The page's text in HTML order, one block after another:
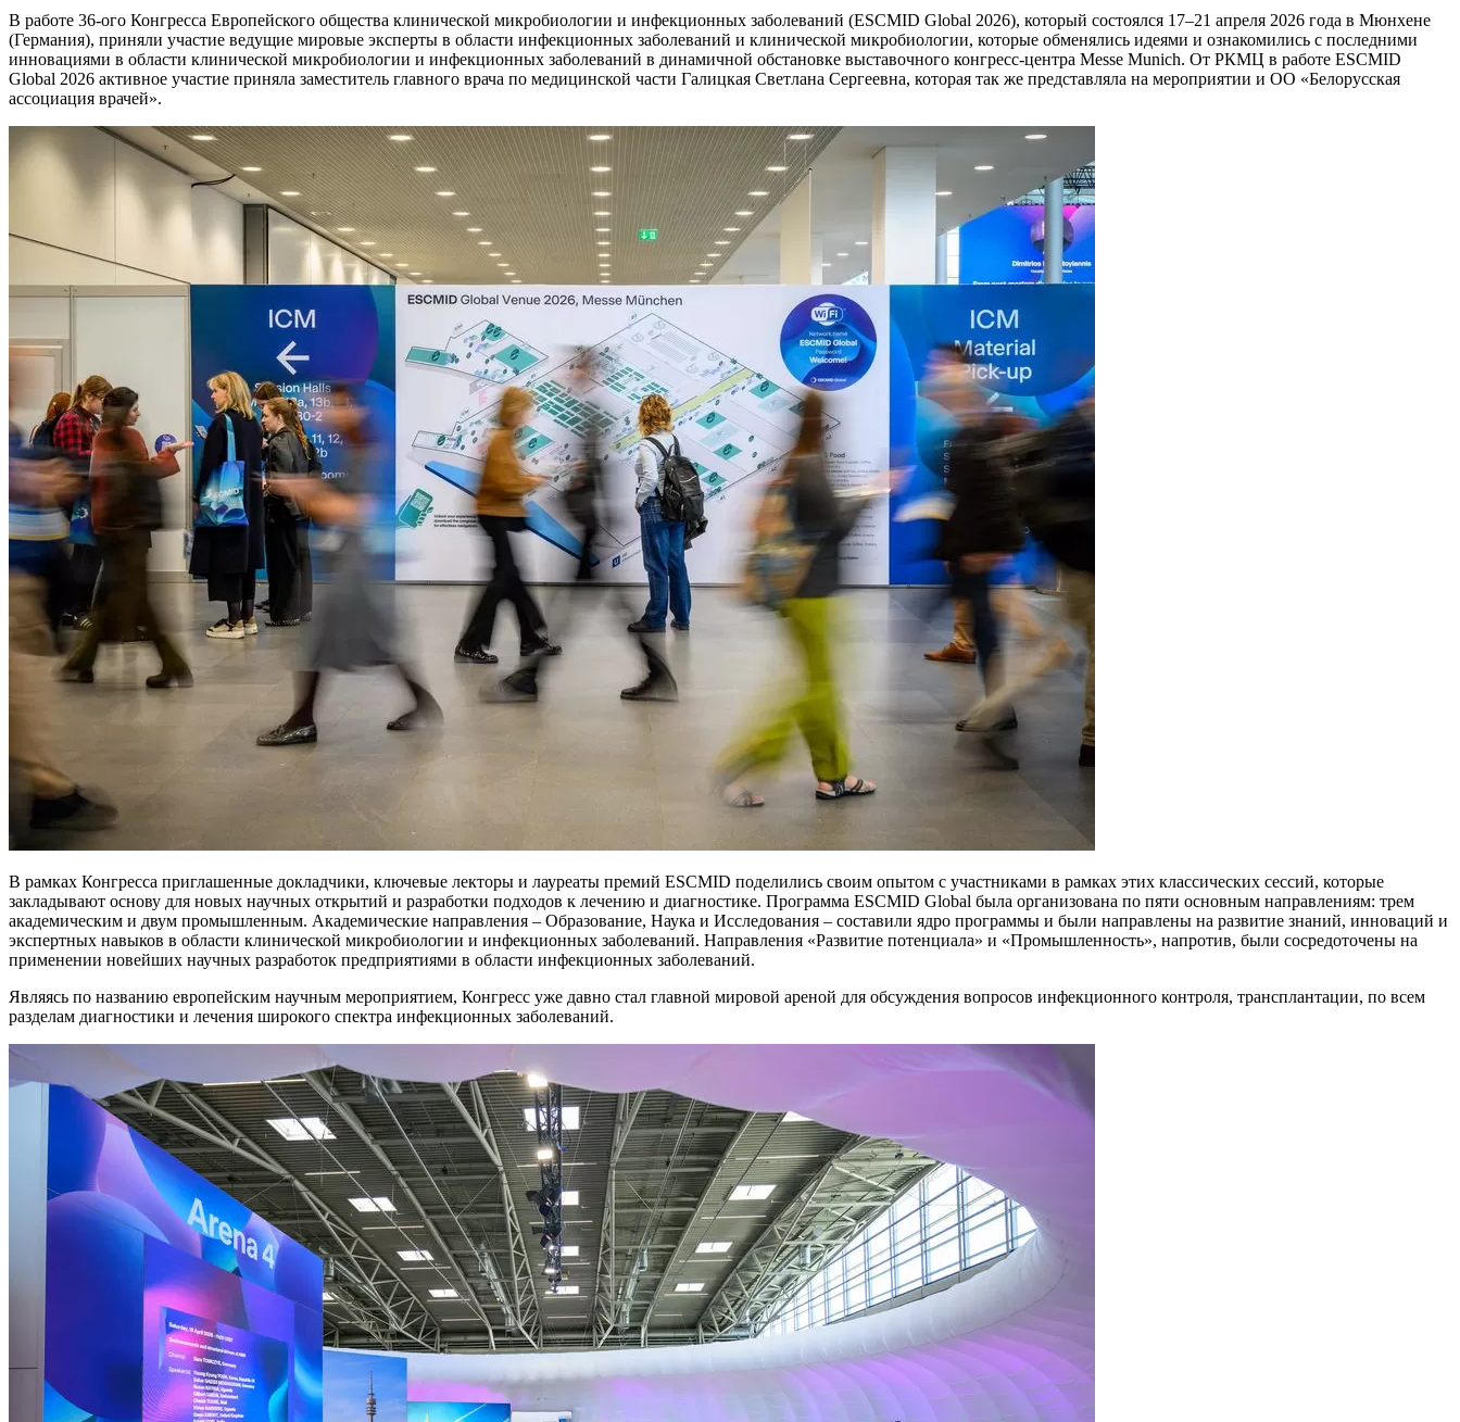
В работе 36-ого Конгресса Европейского общества клинической микробиологии и инфекционных заболеваний (ESCMID Global 2026), который состоялся 17–21 апреля 2026 года в Мюнхене
(Германия), приняли участие ведущие мировые эксперты в области инфекционных заболеваний и клинической микробиологии, которые обменялись идеями и ознакомились с последними
инновациями в области клинической микробиологии и инфекционных заболеваний в динамичной обстановке выставочного конгресс-центра Messe Munich. От РКМЦ в работе ESCMID
Global 2026 активное участие приняла заместитель главного врача по медицинской части Галицкая Светлана Сергеевна, которая так же представляла на мероприятии и ОО «Белорусская
ассоциация врачей».
В рамках Конгресса приглашенные докладчики, ключевые лекторы и лауреаты премий ESCMID поделились своим опытом с участниками в рамках этих классических сессий, которые
закладывают основу для новых научных открытий и разработки подходов к лечению и диагностике. Программа ESCMID Global была организована по пяти основным направлениям: трем
академическим и двум промышленным. Академические направления – Образование, Наука и Исследования – составили ядро программы и были направлены на развитие знаний, инноваций и
экспертных навыков в области клинической микробиологии и инфекционных заболеваний. Направления «Развитие потенциала» и «Промышленность», напротив, были сосредоточены на
применении новейших научных разработок предприятиями в области инфекционных заболеваний.
Являясь по названию европейским научным мероприятием, Конгресс уже давно стал главной мировой ареной для обсуждения вопросов инфекционного контроля, трансплантации, по всем
разделам диагностики и лечения широкого спектра инфекционных заболеваний.